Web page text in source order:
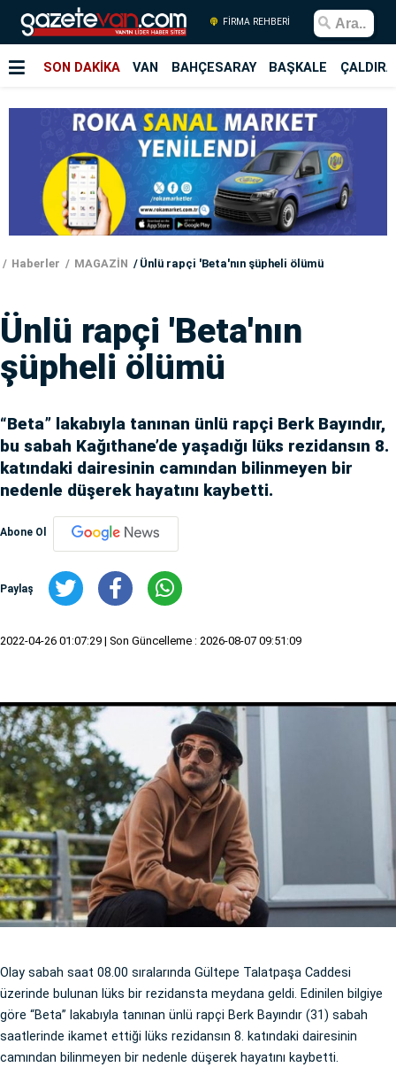
FİRMA REHBERİ
SON DAKİKA VAN BAHÇESARAY BAŞKALE
Haberler MAGAZİN Ünlü rapçi 'Beta'nın şüpheli ölümü
Ünlü rapçi 'Beta'nın
şüpheli ölümü
“Beta” lakabıyla tanınan ünlü rapçi Berk Bayındır,
bu sabah Kağıthane’de yaşadığı lüks rezidansın 8.
katındaki dairesinin camından bilinmeyen bir
nedenle düşerek hayatını kaybetti.
Abone Ol
Paylaş
2022-04-26 01:07:29 | Son Güncelleme : 2026-08-07 09:51:09
Olay sabah saat 08.00 sıralarında Gültepe Talatpaşa Caddesi
üzerinde bulunan lüks bir rezidansta meydana geldi. Edinilen bilgiye
göre “Beta” lakabıyla tanınan ünlü rapçi Berk Bayındır (31) sabah
saatlerinde ikamet ettiği lüks rezidansın 8. katındaki dairesinin
camından bilinmeyen bir nedenle düşerek hayatını kaybetti.